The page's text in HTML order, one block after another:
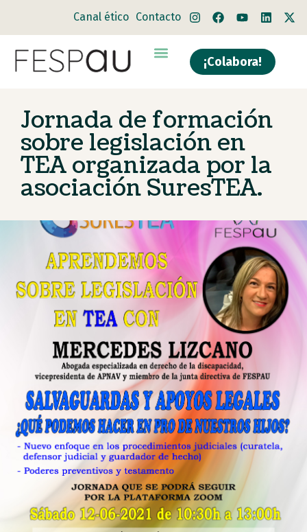
Canal ético Contacto
¡Colabora!
Jornada de formación
sobre legislación en
TEA organizada por la
asociación SuresTEA.